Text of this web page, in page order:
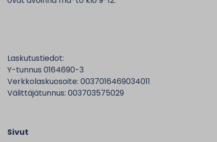
Laskutustiedot:
Y-tunnus 0164690-3
Verkkolaskuosoite: 0037016469034011
Välittäjätunnus: 003703575029
Sivut